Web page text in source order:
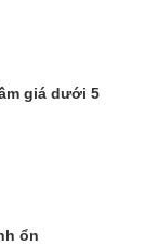
giá dưới 5
ổn